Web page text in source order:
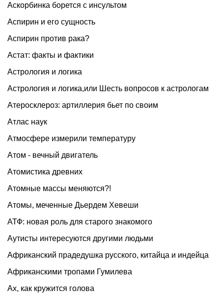
Аскорбинка борется с инсультом
Аспирин и его сущность
Аспирин против рака?
Астат: факты и фактики
Астрология и логика
Астрология и логика,или Шесть вопросов к астрологам
Атеросклероз: артиллерия бьет по своим
Атлас наук
Атмосфере измерили температуру
Атом - вечный двигатель
Атомистика древних
Атомные массы меняются?!
Атомы, меченные Дьердем Хевеши
АТФ: новая роль для старого знакомого
Аутисты интересуются другими людьми
Африканский прадедушка русского, китайца и индейца
Африканскими тропами Гумилева
Ах, как кружится голова